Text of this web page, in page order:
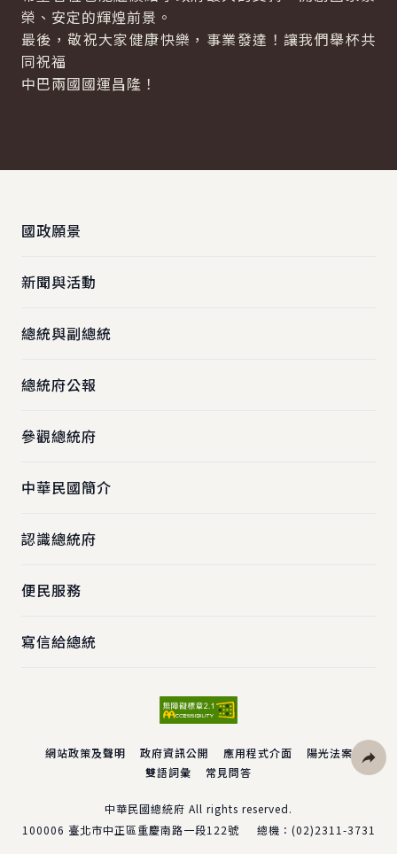
榮、安定的輝煌前景。
最後，敬祝大家健康快樂，事業發達！讓我們舉杯共
同祝福
中巴兩國國運昌隆！
國政願景
新聞與活動
總統與副總統
總統府公報
參觀總統府
中華民國簡介
認識總統府
便民服務
寫信給總統
網站政策及聲明 政府資訊公開 應用程式介面
陽光法案
雙語詞彙
常見問答
中華民國總統府 All rights reserved.
100006 臺北市中正區重慶南路一段122號 總機： (02)2311-3731